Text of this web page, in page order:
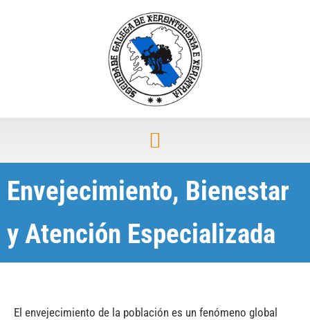
Envejecimiento, Bienestar
y Atención Especializada
El envejecimiento de la población es un fenómeno global